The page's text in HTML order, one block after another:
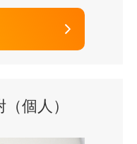
個人）